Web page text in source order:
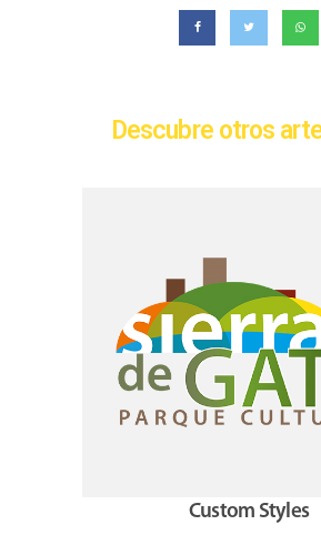
Descubre otros
Custom Styles